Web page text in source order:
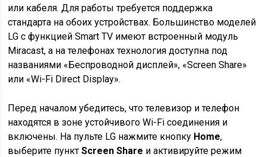
или кабеля. Для работы требуется поддержка
стандарта на обоих устройствах. Большинство моделей
LG с функцией Smart TV имеют встроенный модуль
Miracast, а на телефонах технология доступна под
названиями «Беспроводной дисплей», «Screen Share»
или «Wi-Fi Direct Display».
Перед началом убедитесь, что телевизор и телефон
находятся в зоне устойчивого Wi-Fi соединения и
включены. На пульте LG нажмите кнопку Home,
выберите пунктScreen Share и активируйте режим